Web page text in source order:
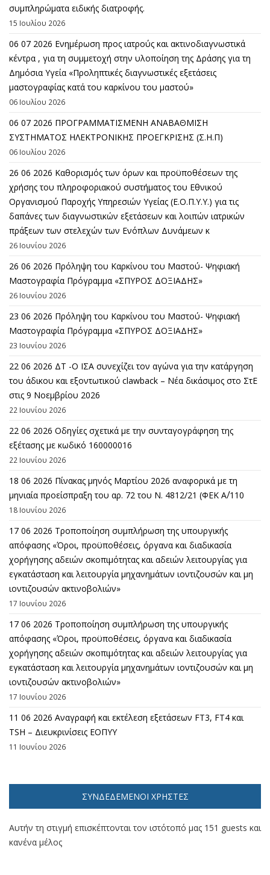
συμπληρώματα ειδικής διατροφής.
15 Ιουλίου 2026
06 07 2026 Eνημέρωση προς ιατρούς και ακτινοδιαγνωστικά
κέντρα , για τη συμμετοχή στην υλοποίηση της Δράσης για τη
Δημόσια Υγεία «Προληπτικές διαγνωστικές εξετάσεις
μαστογραφίας κατά του καρκίνου του μαστού»
06 Ιουλίου 2026
06 07 2026 ΠΡΟΓΡΑΜΜΑΤΙΣΜΕΝΗ ΑΝΑΒΑΘΜΙΣΗ
ΣΥΣΤΗΜΑΤΟΣ ΗΛΕΚΤΡΟΝΙΚΗΣ ΠΡΟΕΓΚΡΙΣΗΣ (Σ.Η.Π)
06 Ιουλίου 2026
26 06 2026 Καθορισμός των όρων και προϋποθέσεων της
χρήσης του πληροφοριακού συστήματος του Εθνικού
Οργανισμού Παροχής Υπηρεσιών Υγείας (Ε.Ο.Π.Υ.Υ.) για τις
δαπάνες των διαγνωστικών εξετάσεων και λοιπών ιατρικών
πράξεων των στελεχών των Ενόπλων Δυνάμεων κ
26 Ιουνίου 2026
26 06 2026 Πρόληψη του Καρκίνου του Μαστού- Ψηφιακή
Μαστογραφία Πρόγραμμα «ΣΠΥΡΟΣ ΔΟΞΙΑΔΗΣ»
26 Ιουνίου 2026
23 06 2026 Πρόληψη του Καρκίνου του Μαστού- Ψηφιακή
Μαστογραφία Πρόγραμμα «ΣΠΥΡΟΣ ΔΟΞΙΑΔΗΣ»
23 Ιουνίου 2026
22 06 2026 ΔΤ -Ο ΙΣΑ συνεχίζει τον αγώνα για την κατάργηση
του άδικου και εξοντωτικού clawback – Νέα δικάσιμος στο ΣτΕ
στις 9 Νοεμβρίου 2026
22 Ιουνίου 2026
22 06 2026 Οδηγίες σχετικά με την συνταγογράφηση της
εξέτασης με κωδικό 160000016
22 Ιουνίου 2026
18 06 2026 Πίνακας μηνός Μαρτίου 2026 αναφορικά με τη
μηνιαία προείσπραξη του αρ. 72 του Ν. 4812/21 (ΦΕΚ Α΄/110
18 Ιουνίου 2026
17 06 2026 Τροποποίηση συμπλήρωση της υπουργικής
απόφασης «Όροι, προϋποθέσεις, όργανα και διαδικασία
χορήγησης αδειών σκοπιμότητας και αδειών λειτουργίας για
εγκατάσταση και λειτουργία μηχανημάτων ιοντιζουσών και μη
ιοντιζουσών ακτινοβολιών»
17 Ιουνίου 2026
17 06 2026 Τροποποίηση συμπλήρωση της υπουργικής
απόφασης «Όροι, προϋποθέσεις, όργανα και διαδικασία
χορήγησης αδειών σκοπιμότητας και αδειών λειτουργίας για
εγκατάσταση και λειτουργία μηχανημάτων ιοντιζουσών και μη
ιοντιζουσών ακτινοβολιών»
17 Ιουνίου 2026
11 06 2026 Αναγραφή και εκτέλεση εξετάσεων FT3, FT4 και
TSH – Διευκρινίσεις ΕΟΠΥΥ
11 Ιουνίου 2026
ΣΥΝΔΕΔΕΜΈΝΟΙ ΧΡΉΣΤΕΣ
Αυτήν τη στιγμή επισκέπτονται τον ιστότοπό μας 151 guests και
κανένα μέλος